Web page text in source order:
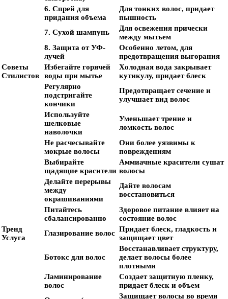
6. Спрей для
придания объема
Для тонких волос, придает
пышность
7. Сухой шампунь
Для освежения прически
между мытьем
8. Защита от УФ-
лучей
Особенно летом, для
предотвращения выгорания
Советы
Стилистов
Избегайте горячей
воды при мытье
Холодная вода закрывает
кутикулу, придает блеск
Регулярно
подстригайте
кончики
Предотвращает сечение и
улучшает вид волос
Используйте
шелковые
наволочки
Уменьшает трение и
ломкость волос
Не расчесывайте
мокрые волосы
Они более уязвимы к
повреждениям
Выбирайте
щадящие красители
Аммиачные красители сушат
волосы
Делайте перерывы
между
окрашиваниями
Дайте волосам
восстановиться
Питайтесь
сбалансированно
Здоровое питание влияет на
состояние волос
Тренд
Услуга
Глазирование волос Придает блеск, гладкость и
защищает цвет
Ботокс для волос
Восстанавливает структуру,
делает волосы более
плотными
Ламинирование
волос
Создает защитную пленку,
придает блеск и объем
Защищает волосы во время